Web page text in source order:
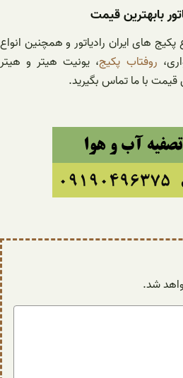
بابهترین قیمت
های ایران رادیاتور و همچنین انواع
روفتاب پکیج، یونیت هیتر و هیتر
با ما تماس بگیرید.
شد.